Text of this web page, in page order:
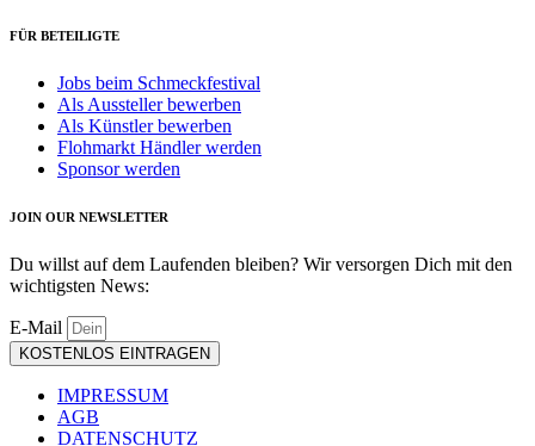
FÜR BETEILIGTE
Jobs beim Schmeckfestival
Als Aussteller bewerben
Als Künstler bewerben
Flohmarkt Händler werden
Sponsor werden
JOIN OUR NEWSLETTER
Du willst auf dem Laufenden bleiben? Wir versorgen Dich mit den
wichtigsten News:
E-Mail
KOSTENLOS EINTRAGEN
IMPRESSUM
AGB
DATENSCHUTZ